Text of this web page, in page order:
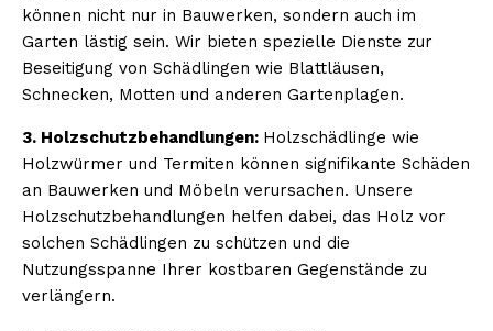
können nicht nur in Bauwerken, sondern auch im
Garten lästig sein. Wir bieten spezielle Dienste zur
Beseitigung von Schädlingen wie Blattläusen,
Schnecken, Motten und anderen Gartenplagen.
3. Holzschutzbehandlungen: Holzschädlinge wie
Holzwürmer und Termiten können signifikante Schäden
an Bauwerken und Möbeln verursachen. Unsere
Holzschutzbehandlungen helfen dabei, das Holz vor
solchen Schädlingen zu schützen und die
Nutzungsspanne Ihrer kostbaren Gegenstände zu
verlängern.